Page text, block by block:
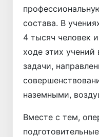
состава. В
4 тысяч человек
ходе этих
задачи,
наземными,
Вместе с тем,